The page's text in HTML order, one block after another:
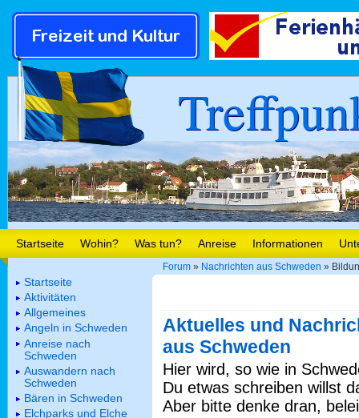
Startseite Wohin? Was tun? Anreise Informationen
Forum » Nachrichten aus Schweden »
Aktuelles und
aus Schweden
Hier wird, so wie in
Du etwas schreiben willst
Aber bitte denke dran,
Startseite
Aktivitäten
Allgemeines
Angeln in Schweden
Anreise nach
Schweden
Auswandern nach
Schweden
Bären in Schweden
Elchparks und Elche